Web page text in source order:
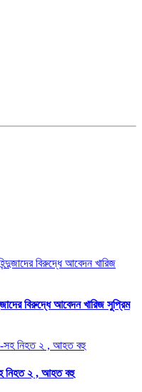
বিরুদ্ধে আবেদন খারিজ সুপ্রিম
নিহত ২ , আহত বহু